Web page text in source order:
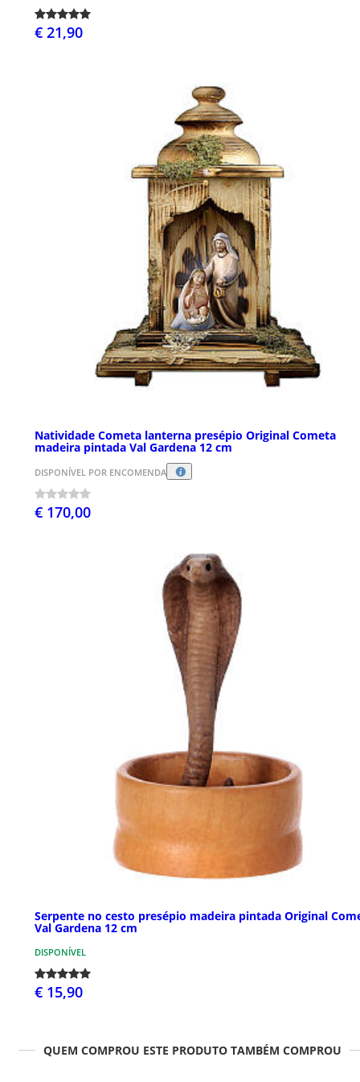
€ 21,90
Natividade Cometa lanterna presépio Original Cometa
madeira pintada Val Gardena 12 cm
DISPONÍVEL POR ENCOMENDA
€ 170,00
Serpente no cesto presépio madeira pintada Original
Val Gardena 12 cm
DISPONÍVEL
€ 15,90
QUEM COMPROU ESTE PRODUTO TAMBÉM COMPROU